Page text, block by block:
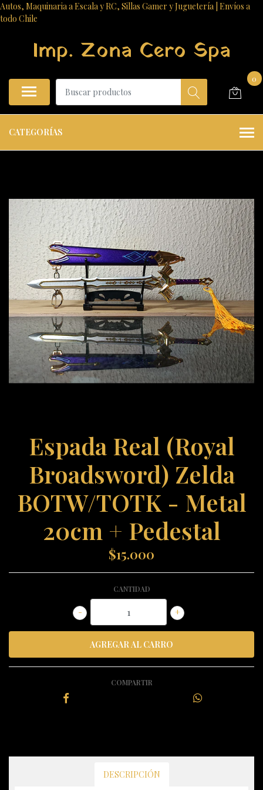
Autos, Maquinaria a Escala y RC, Sillas Gamer y Juguetería | Envíos a
todo Chile
Imp. Zona Cero Spa
0
CATEGORÍAS
Espada Real (Royal
Broadsword) Zelda
BOTW/TOTK - Metal
20cm + Pedestal
$15.000
CANTIDAD
+
-
COMPARTIR
DESCRIPCIÓN